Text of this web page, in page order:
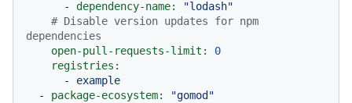
-
dependency-name:
"lodash"
# Disable version updates for npm
dependencies
open-pull-requests-limit:
0
registries:
-
example
-
package-ecosystem:
"gomod"